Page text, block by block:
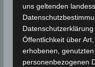
über dem
zwischen 21,43°C in
Im Durchschnitt
Unterschied zum
uns geltenden
Öffentlichkeit über
erhobenen,
personenbezogenen